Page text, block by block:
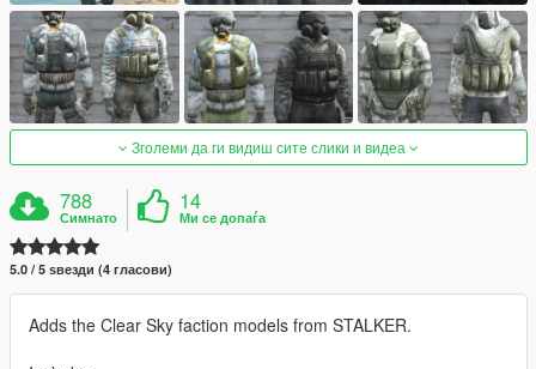
Зголеми да ги видиш сите слики и видеа
788
Симнато
14
Ми се допаѓа
5.0 / 5 ѕвезди (4 гласови)
Adds the Clear Sky faction models from STALKER.